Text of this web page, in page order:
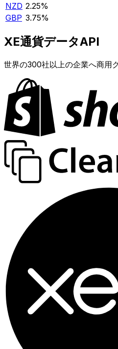
NZD 2.25%
GBP 3.75%
XE通貨データAPI
世界の300社以上の企業へ商用